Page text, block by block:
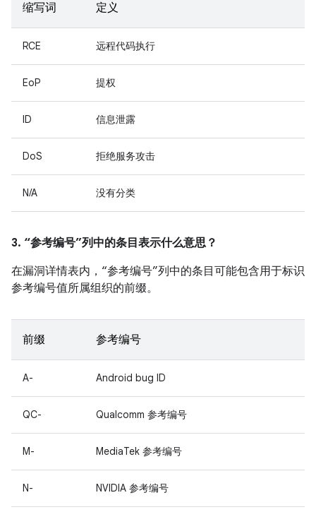
缩写词 定义
RCE 远程代码执行
EoP 提权
ID 信息泄露
DoS 拒绝服务攻击
N/A 没有分类
3. “参考编号”列中的条目表示什么意思？
在漏洞详情表内，“参考编号”列中的条目可能包含用于标识
参考编号值所属组织的前缀。
前缀 参考编号
A- Android bug ID
QC- Qualcomm 参考编号
M- MediaTek 参考编号
N- NVIDIA 参考编号